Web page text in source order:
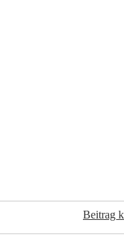
Beitrag